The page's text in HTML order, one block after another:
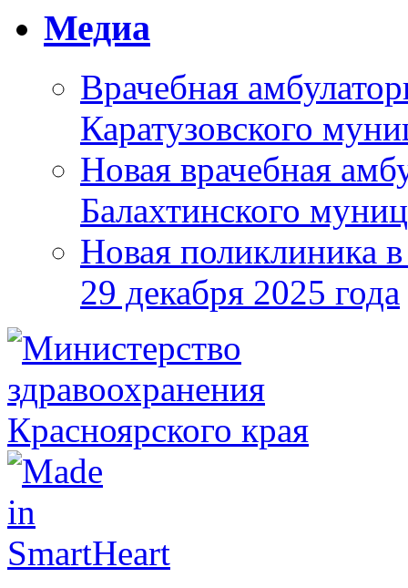
Медиа
Врачебная
Каратузовского
Новая врачебная
Балахтинского
Новая поликлиника
29 декабря 2025 года